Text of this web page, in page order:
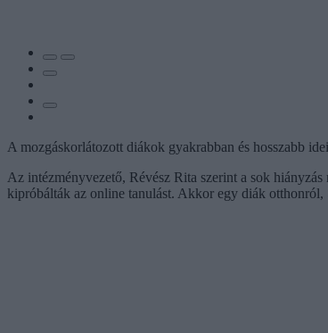
A mozgáskorlátozott diákok gyakrabban és hosszabb
Az intézményvezető, Révész Rita szerint a sok
kipróbálták az online tanulást. Akkor egy diák